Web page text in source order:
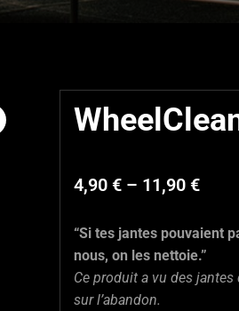
4,90 €– 11,90 €
“Si tes jantes pouvaient
nous, on les nettoie.”
Ce produit a vu des jantes
sur l’abandon.